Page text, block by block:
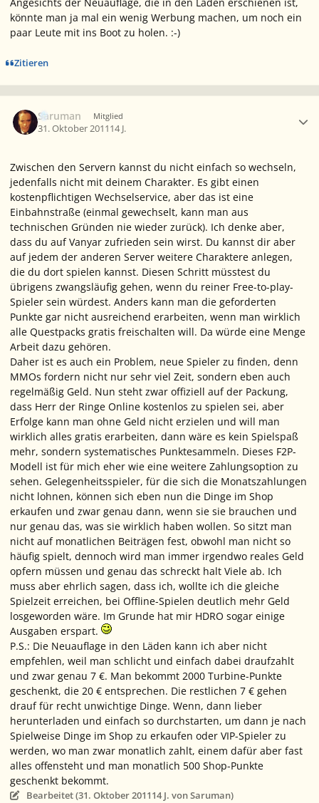
Angesichts der Neuauflage, die in den Läden erschienen ist,
könnte man ja mal ein wenig Werbung machen, um noch ein
paar Leute mit ins Boot zu holen. :-)
Zitieren
Saruman Mitglied
31. Oktober 201114 J.
Zwischen den Servern kannst du nicht einfach so wechseln,
jedenfalls nicht mit deinem Charakter. Es gibt einen
kostenpflichtigen Wechselservice, aber das ist eine
Einbahnstraße (einmal gewechselt, kann man aus
technischen Gründen nie wieder zurück). Ich denke aber,
dass du auf Vanyar zufrieden sein wirst. Du kannst dir aber
auf jedem der anderen Server weitere Charaktere anlegen,
die du dort spielen kannst. Diesen Schritt müsstest du
übrigens zwangsläufig gehen, wenn du reiner Free-to-play-
Spieler sein würdest. Anders kann man die geforderten
Punkte gar nicht ausreichend erarbeiten, wenn man wirklich
alle Questpacks gratis freischalten will. Da würde eine Menge
Arbeit dazu gehören.
Daher ist es auch ein Problem, neue Spieler zu finden, denn
MMOs fordern nicht nur sehr viel Zeit, sondern eben auch
regelmäßig Geld. Nun steht zwar offiziell auf der Packung,
dass Herr der Ringe Online kostenlos zu spielen sei, aber
Erfolge kann man ohne Geld nicht erzielen und will man
wirklich alles gratis erarbeiten, dann wäre es kein Spielspaß
mehr, sondern systematisches Punktesammeln. Dieses F2P-
Modell ist für mich eher wie eine weitere Zahlungsoption zu
sehen. Gelegenheitsspieler, für die sich die Monatszahlungen
nicht lohnen, können sich eben nun die Dinge im Shop
erkaufen und zwar genau dann, wenn sie sie brauchen und
nur genau das, was sie wirklich haben wollen. So sitzt man
nicht auf monatlichen Beiträgen fest, obwohl man nicht so
häufig spielt, dennoch wird man immer irgendwo reales Geld
opfern müssen und genau das schreckt halt Viele ab. Ich
muss aber ehrlich sagen, dass ich, wollte ich die gleiche
Spielzeit erreichen, bei Offline-Spielen deutlich mehr Geld
losgeworden wäre. Im Grunde hat mir HDRO sogar einige
Ausgaben erspart.
P.S.: Die Neuauflage in den Läden kann ich aber nicht
empfehlen, weil man schlicht und einfach dabei draufzahlt
und zwar genau 7 €. Man bekommt 2000 Turbine-Punkte
geschenkt, die 20 € entsprechen. Die restlichen 7 € gehen
drauf für recht unwichtige Dinge. Wenn, dann lieber
herunterladen und einfach so durchstarten, um dann je nach
Spielweise Dinge im Shop zu erkaufen oder VIP-Spieler zu
werden, wo man zwar monatlich zahlt, einem dafür aber fast
alles offensteht und man monatlich 500 Shop-Punkte
geschenkt bekommt.
Bearbeitet (31. Oktober 201114 J. von Saruman)